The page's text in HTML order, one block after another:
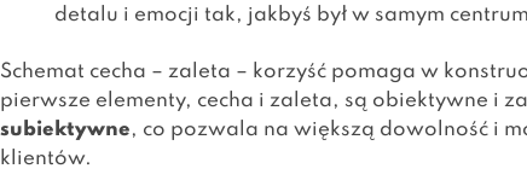
detalu i emocji tak, jakbyś był w samym
Schemat cecha – zaleta – korzyść pomaga w
pierwsze elementy, cecha i zaleta, są obiektywne i
subiektywne, co pozwala na większą dowolność i
klientów.